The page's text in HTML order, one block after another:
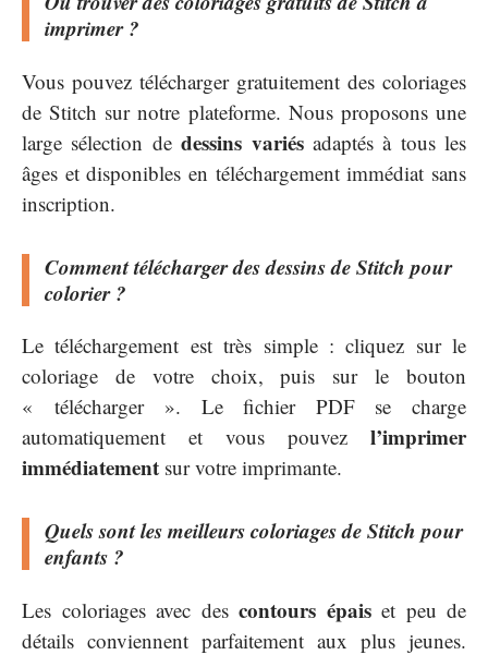
imprimer ?
Vous pouvez télécharger gratuitement des coloriages
de Stitch sur notre plateforme. Nous proposons une
large sélection dedessins variésadaptés à tous les
âges et disponibles en téléchargement immédiat sans
inscription.
Comment télécharger des dessins de Stitch pour
colorier ?
Le téléchargement est très simple : cliquez sur le
coloriage de votre choix, puis sur le bouton
« télécharger ». Le fichier PDF se charge
automatiquement et vous pouvez l’imprimer
immédiatement sur votre imprimante.
Quels sont les meilleurs coloriages de Stitch pour
enfants ?
Les coloriages avec des contours épaiset peu de
détails conviennent parfaitement aux plus jeunes.